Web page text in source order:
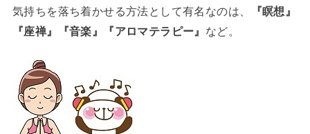
気持ちを落ち着かせる方法として有名なのは、
『瞑想』
『座禅』『音楽』『アロマテラピー』 など。